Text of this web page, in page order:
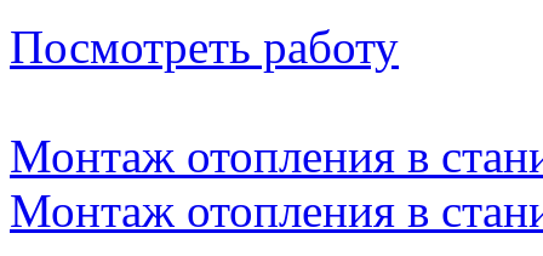
Посмотреть работу
Монтаж отопления в
Монтаж отопления в